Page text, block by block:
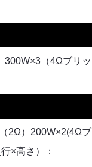
300W×3（4Ωブリッ
2Ω）200W×2(4Ωブ
×高さ）：